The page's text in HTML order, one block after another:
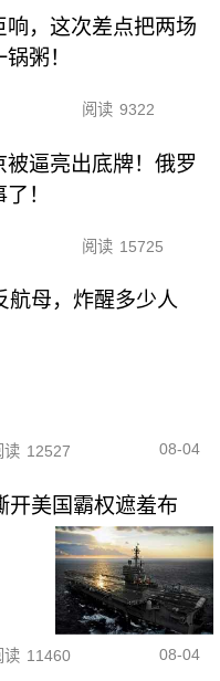
响，这次差点把两场
粥！
阅读 9322
被逼亮出底牌！俄罗
！
阅读 15725
航母，炸醒多少人
读 12527 08-04
开美国霸权遮羞布
读 11460 08-04